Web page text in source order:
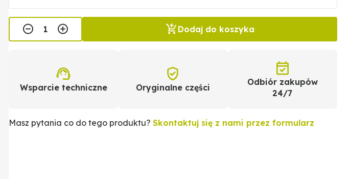
Dodaj do koszyka
Wsparcie techniczne Oryginalne części
Odbiór zakupów
24/7
Masz pytania co do tego produktu? Skontaktuj się z nami przez formularz